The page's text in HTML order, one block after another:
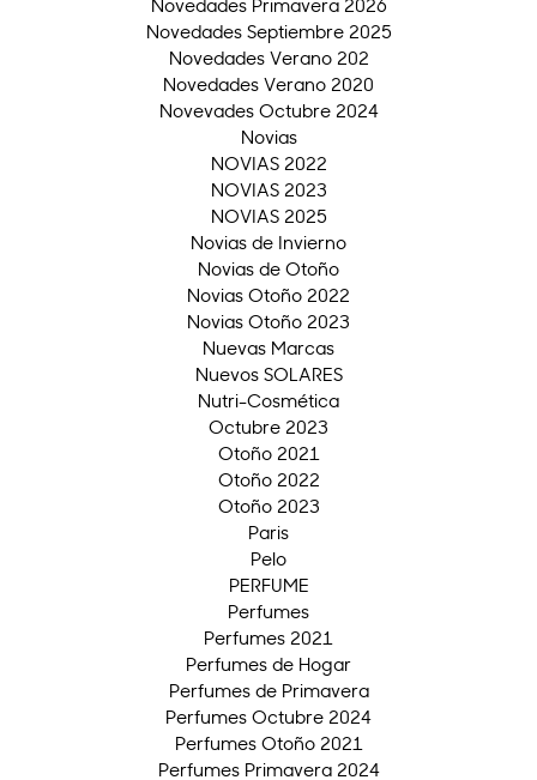
Novedades Septiembre 2025
Novedades Verano 202
Novedades Verano 2020
Novevades Octubre 2024
Novias
NOVIAS 2022
NOVIAS 2023
NOVIAS 2025
Novias de Invierno
Novias de Otoño
Novias Otoño 2022
Novias Otoño 2023
Nuevas Marcas
Nuevos SOLARES
Nutri-Cosmética
Octubre 2023
Otoño 2021
Otoño 2022
Otoño 2023
Paris
Pelo
PERFUME
Perfumes
Perfumes 2021
Perfumes de Hogar
Perfumes de Primavera
Perfumes Octubre 2024
Perfumes Otoño 2021
Perfumes Primavera 2024